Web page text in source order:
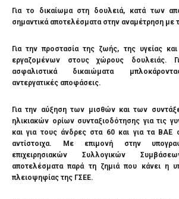
Για το δικαίωμα στη δουλειά, κατά των
σημαντικά αποτελέσματα στην αναμέτρηση με
Για την προστασία της ζωής, της υγείας
εργαζομένων στους χώρους δουλειάς.
ασφαλιστικά δικαιώματα
αντεργατικές αποφάσεις.
Για την αύξηση των μισθών και των
ηλικιακών ορίων συνταξιοδότησης για τις
και για τους άνδρες στα 60 και για τα ΒΑΕ
αντίστοιχα. Με επιμονή στην
επιχειρησιακών Συλλογικών
αποτελέσματα παρά τη ζημιά που κάνει η
πλειοψηφίας της ΓΣΕΕ.